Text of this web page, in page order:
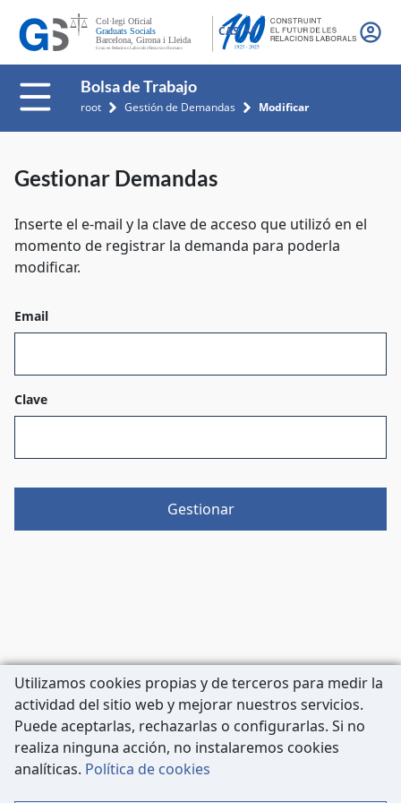
CAS
Bolsa de Trabajo
root Gestión de Demandas Modificar
Gestionar Demandas
Inserte el e-mail y la clave de acceso que utilizó en el
momento de registrar la demanda para poderla
modificar.
Email
Clave
Gestionar
Carrer de Còrsega, 227
Utilizamos cookies propias y de terceros para medir la
actividad del sitio web y mejorar nuestros servicios.
Puede aceptarlas, rechazarlas o configurarlas. Si no
realiza ninguna acción, no instalaremos cookies
analíticas. Política de cookies